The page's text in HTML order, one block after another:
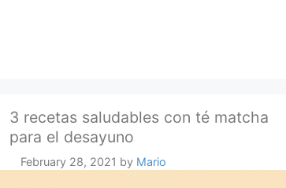
3 recetas saludables con té matcha
para el desayuno
February 28, 2021 by Mario